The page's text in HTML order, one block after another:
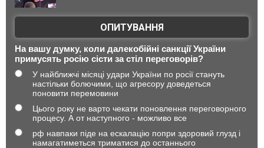
ОПИТУВАННЯ
На вашу думку, коли далекобійні санкції України
примусять росію сісти за стіл переговорів?
У найближчі місяці удари України по росії стануть
настільки болючими, що агресору доведеться
поновити перемовини
Цього року не варто чекати поновлення переговорного
процесу. А от наступного - можливо все
рф навпаки піде на ескалацію попри здоровий глузд і
намагатиметься триматися до останнього